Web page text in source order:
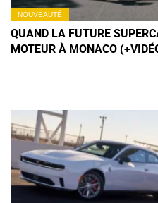
NOUVEAUTÉ
QUAND LA FUTURE
MOTEUR À MONACO